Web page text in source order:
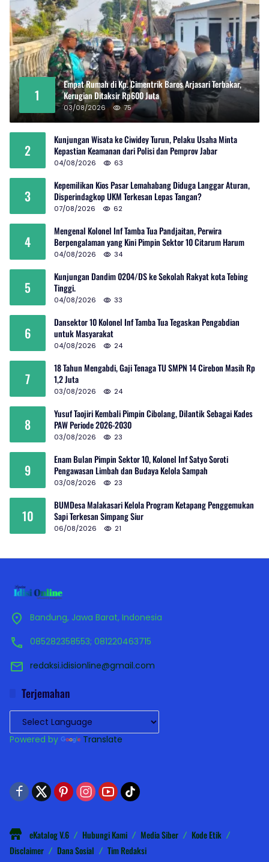
1
Empat Rumah di Kp. Cimentrik Baros Arjasari Terbakar,
Kerugian Ditaksir Rp600 Juta
03/08/2026 75
2
Kunjungan Wisata ke Ciwidey Turun, Pelaku Usaha Minta
Kepastian Keamanan dari Polisi dan Pemprov Jabar
04/08/2026 63
3
Kepemilikan Kios Pasar Lemahabang Diduga Langgar Aturan,
Disperindagkop UKM Terkesan Lepas Tangan?
07/08/2026 62
4
Mengenal Kolonel Inf Tamba Tua Pandjaitan, Perwira
Berpengalaman yang Kini Pimpin Sektor 10 Citarum Harum
04/08/2026 34
5
Kunjungan Dandim 0204/DS ke Sekolah Rakyat kota Tebing
Tinggi.
04/08/2026 33
6
Dansektor 10 Kolonel Inf Tamba Tua Tegaskan Pengabdian
untuk Masyarakat
04/08/2026 24
7
18 Tahun Mengabdi, Gaji Tenaga TU SMPN 14 Cirebon Masih Rp
1,2 Juta
03/08/2026 24
8
Yusuf Taojiri Kembali Pimpin Cibolang, Dilantik Sebagai Kades
PAW Periode 2026-2030
03/08/2026 23
9
Enam Bulan Pimpin Sektor 10, Kolonel Inf Satyo Soroti
Pengawasan Limbah dan Budaya Kelola Sampah
03/08/2026 23
10
BUMDesa Malakasari Kelola Program Ketapang Penggemukan
Sapi Terkesan Simpang Siur
06/08/2026 21
Bandung, Jawa Barat, Indonesia
085282358553; 081220463715
redaksi.idisionline@gmail.com
Terjemahan
Powered by Translate
eKatalog V.6 Hubungi Kami Media Siber
Kode Etik
Disclaimer
Dana Sosial Tim Redaksi